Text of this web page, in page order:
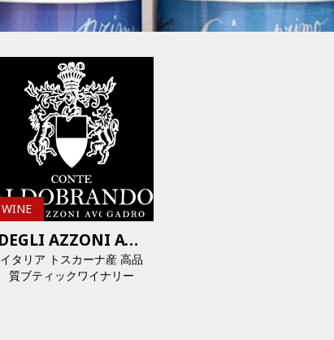
WINE
DEGLI AZZONI AVOGADRO
イタリア トスカーナ産 高品
質ブティックワイナリー